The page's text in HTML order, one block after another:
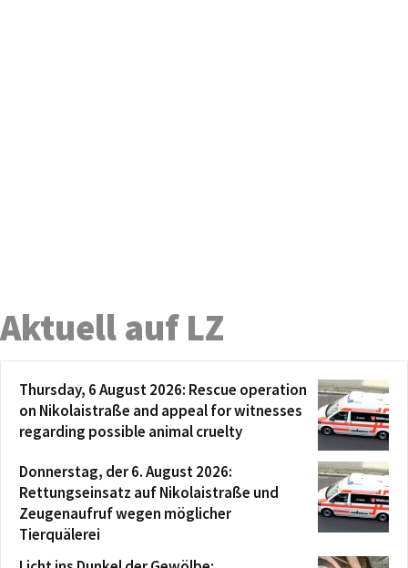
Aktuell auf LZ
Thursday, 6 August 2026: Rescue operation
on Nikolaistraße and appeal for witnesses
regarding possible animal cruelty
Donnerstag, der 6. August 2026:
Rettungseinsatz auf Nikolaistraße und
Zeugenaufruf wegen möglicher
Tierquälerei